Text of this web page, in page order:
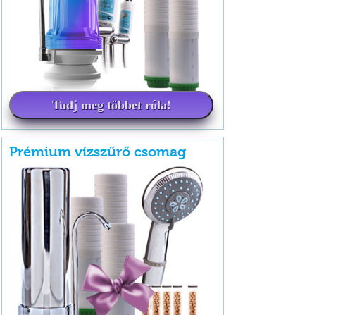
Tudj meg többet róla!
Prémium vízszűrő csomag